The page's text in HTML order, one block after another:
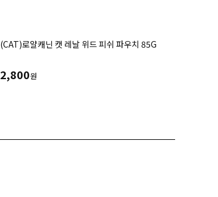
(CAT)로얄캐닌 캣 레날 위드 피쉬 파우치 85G
2,800원